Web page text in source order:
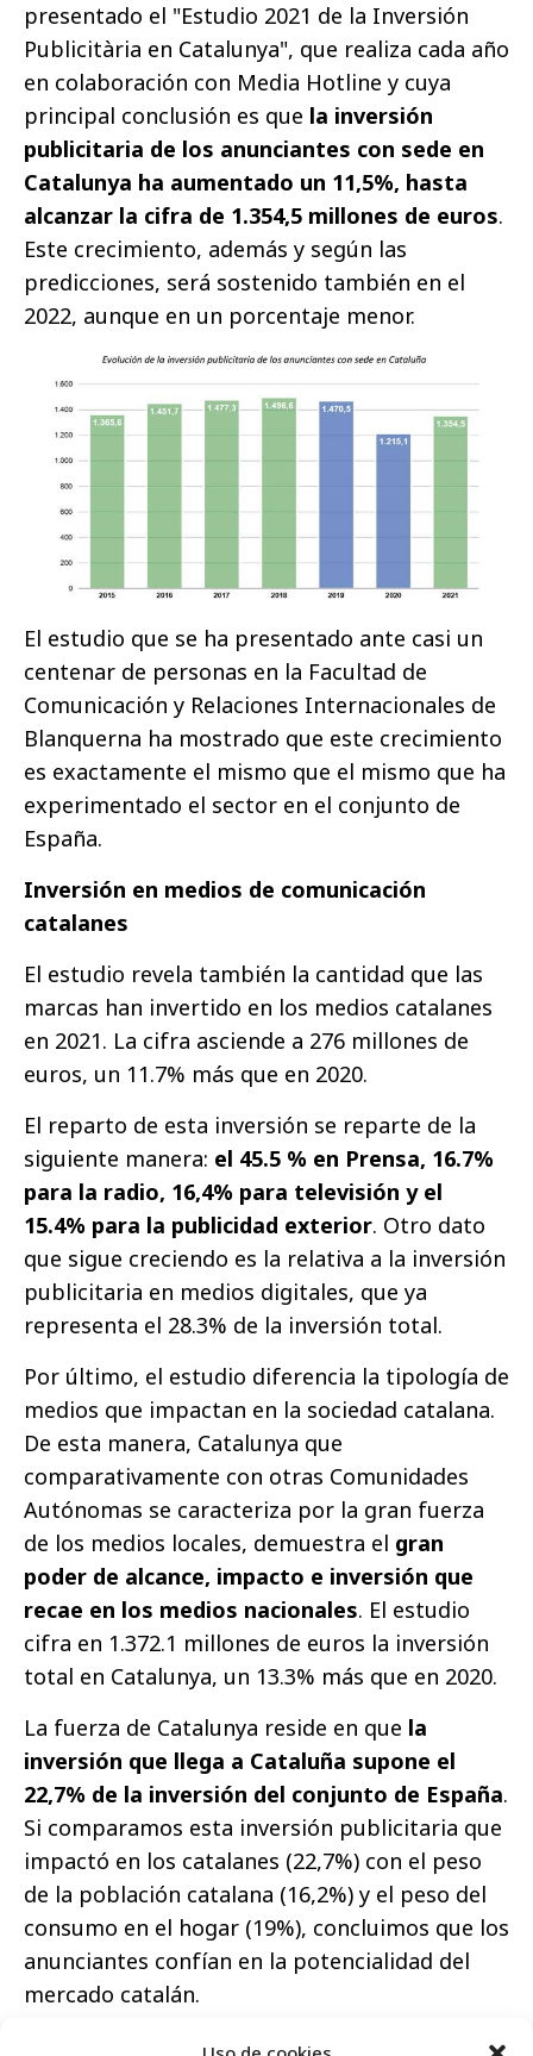
Uso de cookies
presentado el "Estudio 2021 de la Inversión
Publicitària en Catalunya", que realiza cada año
en colaboración con Media Hotline y cuya
principal conclusión es que la inversión
publicitaria de los anunciantes con sede en
Catalunya ha aumentado un 11,5%, hasta
alcanzar la cifra de 1.354,5 millones de euros.
Este crecimiento, además y según las
predicciones, será sostenido también en el
2022, aunque en un porcentaje menor.
El estudio que se ha presentado ante casi un
centenar de personas en la Facultad de
Comunicación y Relaciones Internacionales de
Blanquerna ha mostrado que este crecimiento
es exactamente el mismo que el mismo que ha
experimentado el sector en el conjunto de
España.
Inversión en medios de comunicación
catalanes
El estudio revela también la cantidad que las
marcas han invertido en los medios catalanes
en 2021. La cifra asciende a 276 millones de
euros, un 11.7% más que en 2020.
El reparto de esta inversión se reparte de la
siguiente manera: el 45.5 % en Prensa, 16.7%
para la radio, 16,4% para televisión y el
15.4% para la publicidad exterior. Otro dato
que sigue creciendo es la relativa a la inversión
publicitaria en medios digitales, que ya
representa el 28.3% de la inversión total.
Por último, el estudio diferencia la tipología de
medios que impactan en la sociedad catalana.
De esta manera, Catalunya que
comparativamente con otras Comunidades
Autónomas se caracteriza por la gran fuerza
de los medios locales, demuestra el gran
poder de alcance, impacto e inversión que
recae en los medios nacionales. El estudio
cifra en 1.372.1 millones de euros la inversión
total en Catalunya, un 13.3% más que en 2020.
La fuerza de Catalunya reside en que la
inversión que llega a Cataluña supone el
22,7% de la inversión del conjunto de España.
Si comparamos esta inversión publicitaria que
impactó en los catalanes (22,7%) con el peso
de la población catalana (16,2%) y el peso del
consumo en el hogar (19%), concluimos que los
anunciantes confían en la potencialidad del
mercado catalán.